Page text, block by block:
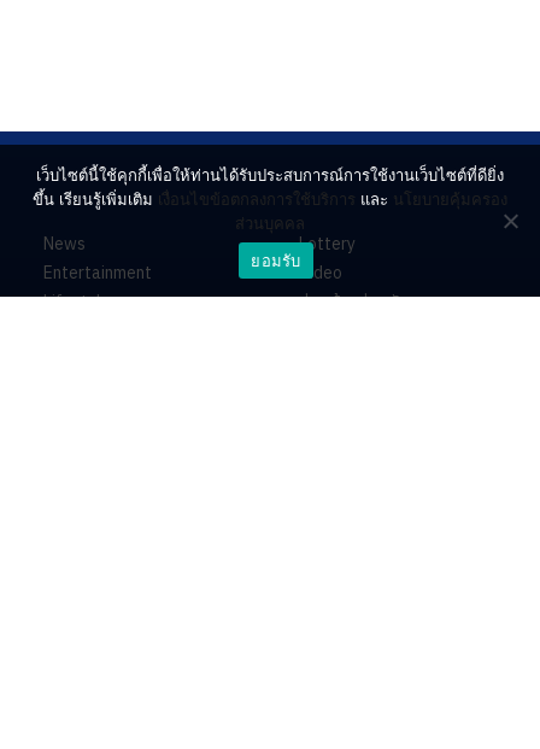
News
Entertainment
Lifestyle
Lottery
Video
ร่วมด้วยช่วยกัน
เว็บไซต์นี้ใช้คุกกี้เพื่อให้ท่านได้รับประสบการณ์การใช้งานเว็บไซต์ที่ดียิ่ง
ขึ้น เรียนรู้เพิ่มเติม เงื่อนไขข้อตกลงการใช้บริการ และ นโยบายคุ้มครอง
ส่วนบุคคล
ยอมรับ